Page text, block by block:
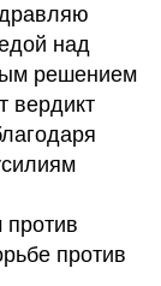
над
решением
вердикт
против
против